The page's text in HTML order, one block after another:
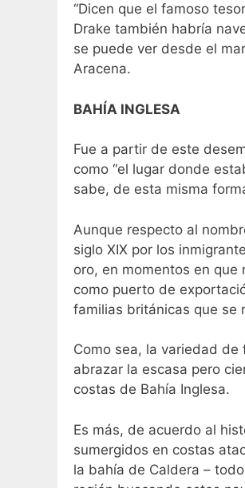
“Dicen que el famoso
Drake también habría
se puede ver desde el
Aracena.
BAHÍA INGLESA
Fue a partir de este
como “el lugar donde
sabe, de esta misma
Aunque respecto al
siglo XIX por los
oro, en momentos en que
como puerto de
familias británicas que se
Como sea, la variedad
abrazar la escasa pero
costas de Bahía Inglesa.
Es más, de acuerdo al
sumergidos en costas
la bahía de Caldera –